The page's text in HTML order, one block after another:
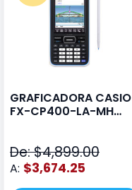
GRAFICADORA CASIO
FX-CP400-LA-MH
De: $4,899.00
A: $3,674.25